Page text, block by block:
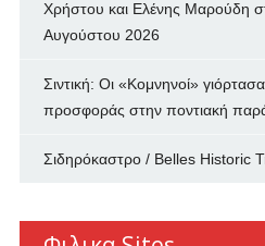
Χρήστου και Ελένης Μαρούδη
Αυγούστου 2026
Σιντική: Οι «Κομνηνοί»
προσφοράς στην ποντιακή
Σιδηρόκαστρο / Belles Historic